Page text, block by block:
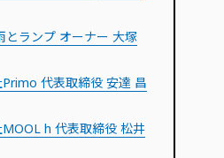
とランプ オーナー 大塚
代表取締役 安達 昌
h 代表取締役 松井